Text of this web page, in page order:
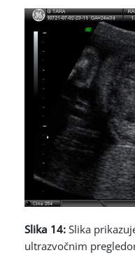
Slika 14: Slika
ultrazvočnim